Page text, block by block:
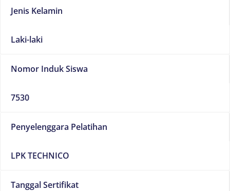
Jenis Kelamin
Laki-laki
Nomor Induk Siswa
7530
Penyelenggara Pelatihan
LPK TECHNICO
Tanggal Sertifikat